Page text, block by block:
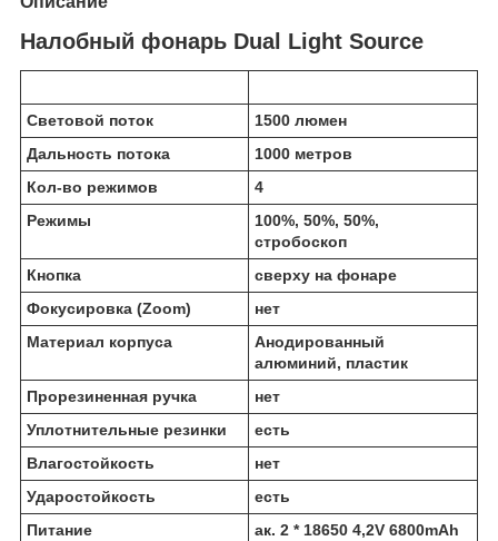
Налобный фонарь Dual Light Source
Световой поток
1500 люмен
Дальность потока
1000 метров
Кол-во режимов
4
Режимы
100%, 50%, 50%,
стробоскоп
Кнопка
сверху на фонаре
Фокусировка (Zoom)
нет
Материал корпуса
Анодированный
алюминий, пластик
Прорезиненная ручка
нет
Уплотнительные резинки
есть
Влагостойкость
нет
Ударостойкость
есть
Питание
ак. 2 * 18650 4,2V 6800mAh